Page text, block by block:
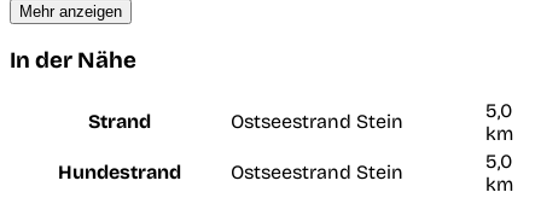
Mehr anzeigen
In der Nähe
Strand Ostseestrand Stein
5,0
km
Hundestrand
Ostseestrand Stein
5,0
km